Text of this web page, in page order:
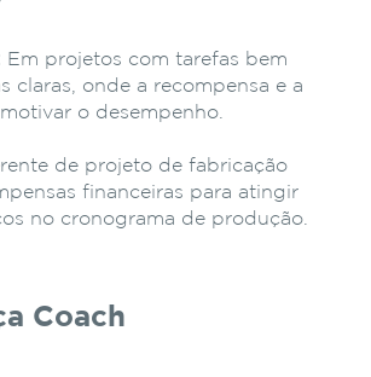
Em projetos com tarefas bem
claras, onde a recompensa e a
o desempenho.
de projeto de fabricação
financeiras para atingir
no cronograma de produção.
Coach